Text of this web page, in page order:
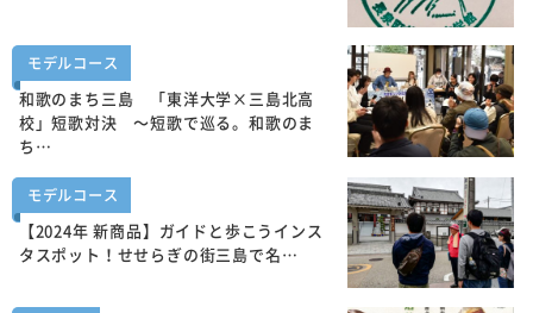
モデルコース
和歌のまち三島 「東洋大学×三島北高
校」短歌対決 ～短歌で巡る。和歌のま
ち…
モデルコース
【2024年 新商品】ガイドと歩こうインス
タスポット！せせらぎの街三島で名…